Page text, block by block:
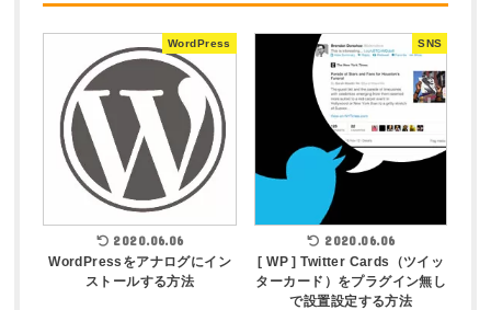
WordPress
2020.06.06
WordPressをアナログにイン
ストールする方法
SNS
2020.06.06
[ WP ] Twitter Cards（ツイッ
ターカード）をプラグイン無し
で設置設定する方法